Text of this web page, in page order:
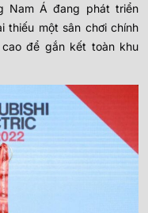
Nam Á đang phát triển
thiếu một sân chơi chính
để gắn kết toàn khu